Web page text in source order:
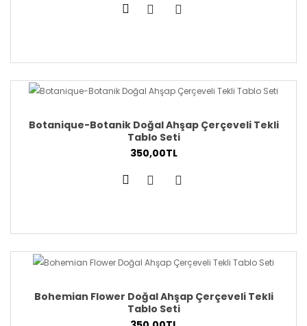
Botanique-Botanik Doğal Ahşap Çerçeveli Tekli
Tablo Seti
350,00TL
Bohemian Flower Doğal Ahşap Çerçeveli Tekli
Tablo Seti